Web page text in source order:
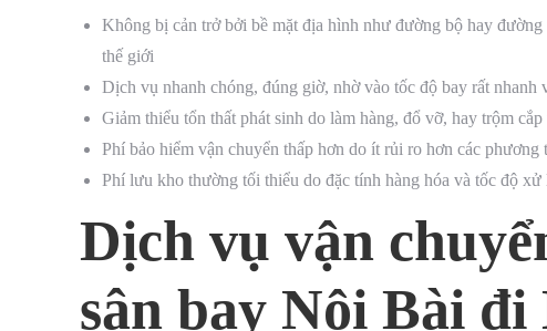
Không bị cản trở bởi bề mặt địa hình như đường bộ hay
thế giới
Dịch vụ nhanh chóng, đúng giờ, nhờ vào tốc độ bay rất
Giảm thiểu tổn thất phát sinh do làm hàng, đổ vỡ, hay trộm cắp
Phí bảo hiểm vận chuyển thấp hơn do ít rủi ro hơn các phương
Phí lưu kho thường tối thiểu do đặc tính hàng hóa và tốc độ
Dịch vụ vận
sân bay Nội Bài